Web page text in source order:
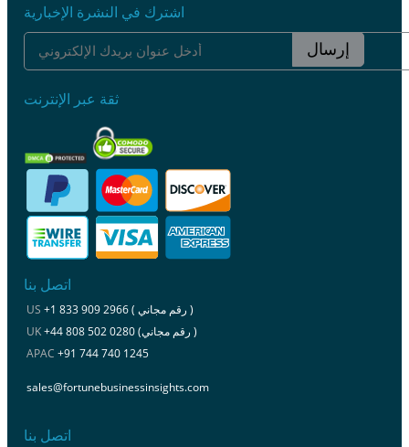
اشترك في النشرة الإخبارية
إرسال
ثقة عبر الإنترنت
اتصل بنا
US
+1 833 909 2966 ( رقم مجاني )
UK
+44 808 502 0280 (رقم مجاني )
APAC +91 744 740 1245
sales@fortunebusinessinsights.com
اتصل بنا